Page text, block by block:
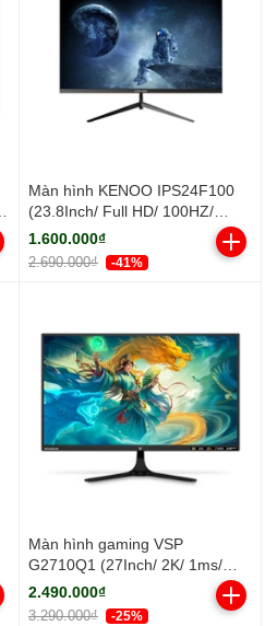
Màn hình KENOO IPS24F100
(23.8Inch/ Full HD/ 100HZ/
250cd/m2/ IPS)
1.600.000₫
2.690.000₫ -41%
Màn hình gaming VSP
G2710Q1 (27Inch/ 2K/ 1ms/
100HZ/ 300cd/m2/ IPS)
2.490.000₫
3.290.000₫ -25%